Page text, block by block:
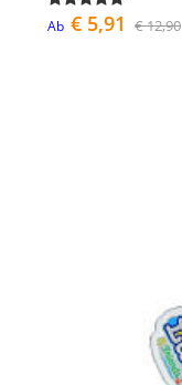
Ab € 5,91 € 12,90